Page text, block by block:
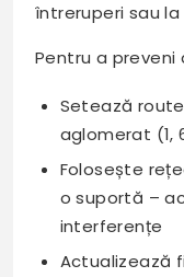
întreruperi sau
Pentru a
Setează
aglomerat (1,
Folosește
o suportă –
interferențe
Actualizează